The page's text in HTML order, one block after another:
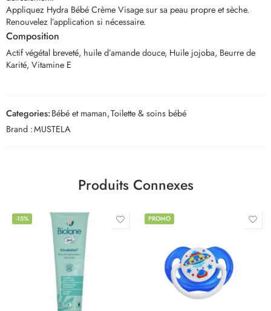
Appliquez Hydra Bébé Crème Visage sur sa peau propre et sèche.
Renouvelez l’application si nécessaire.
Composition
Actif végétal breveté, huile d’amande douce, Huile jojoba, Beurre de
Karité, Vitamine E
Categories:Bébé et maman,Toilette & soins bébé
Brand :MUSTELA
Produits Connexes
-15% PROMO